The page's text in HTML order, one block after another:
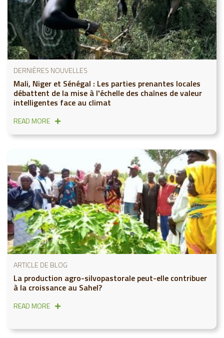
DERNIÈRES NOUVELLES
Mali, Niger et Sénégal : Les parties prenantes locales
débattent de la mise à l'échelle des chaînes de valeur
intelligentes face au climat
READ MORE
ARTICLE DE BLOG
La production agro-silvopastorale peut-elle contribuer
à la croissance au Sahel?
READ MORE